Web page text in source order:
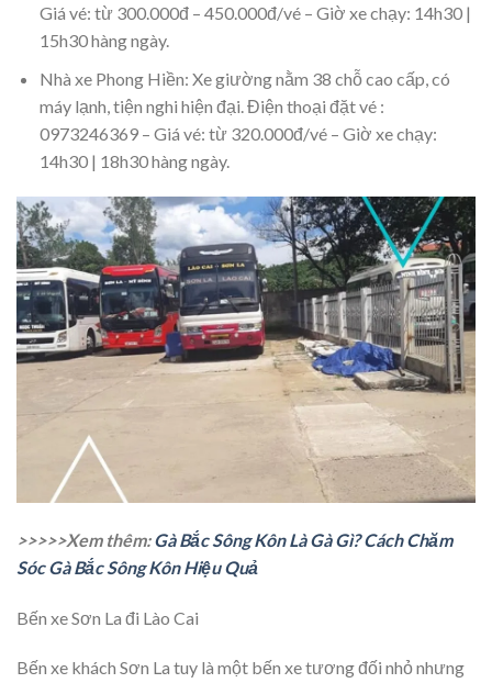
Giá vé: từ 300.000đ – 450.000đ/vé – Giờ xe chạy: 14h30 |
15h30 hàng ngày.
Nhà xe Phong Hiền: Xe giường nằm 38 chỗ cao cấp, có
máy lạnh, tiện nghi hiện đại. Điện thoại đặt vé :
0973246369 – Giá vé: từ 320.000đ/vé – Giờ xe chạy:
14h30 | 18h30 hàng ngày.
>>>>>Xem thêm:Gà Bắc Sông Kôn Là Gà Gì? Cách Chăm
Sóc Gà Bắc Sông Kôn Hiệu Quả
Bến xe Sơn La đi Lào Cai
Bến xe khách Sơn La tuy là một bến xe tương đối nhỏ nhưng